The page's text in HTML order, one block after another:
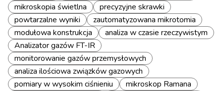
mikroskopia świetlna
precyzyjne skrawki
powtarzalne wyniki
zautomatyzowana mikrotomia
modułowa konstrukcja
analiza w czasie rzeczywistym
Analizator gazów FT-IR
monitorowanie gazów przemysłowych
analiza ilościowa związków gazowych
pomiary w wysokim ciśnieniu
mikroskop Ramana